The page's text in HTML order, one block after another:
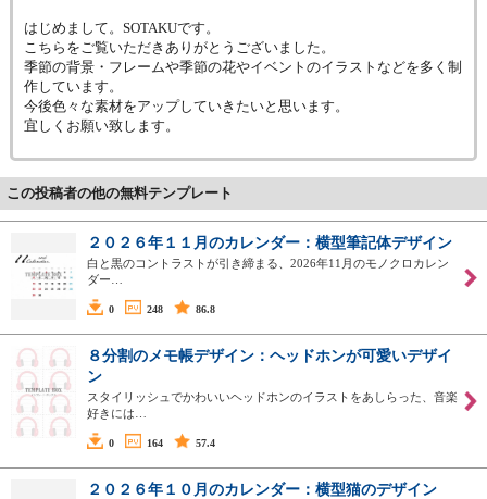
はじめまして。SOTAKUです。
こちらをご覧いただきありがとうございました。
季節の背景・フレームや季節の花やイベントのイラストなどを多く制
作しています。
今後色々な素材をアップしていきたいと思います。
宜しくお願い致します。
この投稿者の他の無料テンプレート
２０２６年１１月のカレンダー：横型筆記体デザイン
白と黒のコントラストが引き締まる、2026年11月のモノクロカレン
ダー…
0 248 86.8
８分割のメモ帳デザイン：ヘッドホンが可愛いデザイ
ン
スタイリッシュでかわいいヘッドホンのイラストをあしらった、音楽
好きには…
0 164 57.4
２０２６年１０月のカレンダー：横型猫のデザイン